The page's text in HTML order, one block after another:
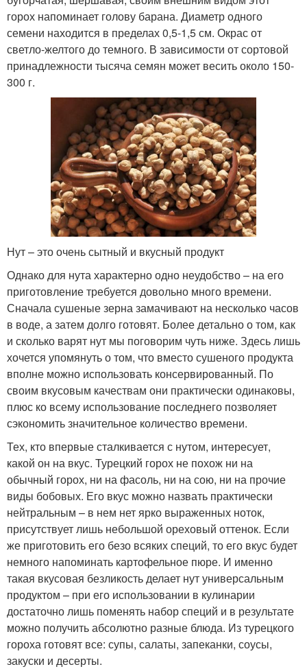
горох напоминает голову барана. Диаметр одного
семени находится в пределах 0,5-1,5 см. Окрас от
светло-желтого до темного. В зависимости от сортовой
принадлежности тысяча семян может весить около 150-
300 г.
Нут – это очень сытный и вкусный продукт
Однако для нута характерно одно неудобство – на его
приготовление требуется довольно много времени.
Сначала сушеные зерна замачивают на несколько часов
в воде, а затем долго готовят. Более детально о том, как
и сколько варят нут мы поговорим чуть ниже. Здесь лишь
хочется упомянуть о том, что вместо сушеного продукта
вполне можно использовать консервированный. По
своим вкусовым качествам они практически одинаковы,
плюс ко всему использование последнего позволяет
сэкономить значительное количество времени.
Тех, кто впервые сталкивается с нутом, интересует,
какой он на вкус. Турецкий горох не похож ни на
обычный горох, ни на фасоль, ни на сою, ни на прочие
виды бобовых. Его вкус можно назвать практически
нейтральным – в нем нет ярко выраженных ноток,
присутствует лишь небольшой ореховый оттенок. Если
же приготовить его безо всяких специй, то его вкус будет
немного напоминать картофельное пюре. И именно
такая вкусовая безликость делает нут универсальным
продуктом – при его использовании в кулинарии
достаточно лишь поменять набор специй и в результате
можно получить абсолютно разные блюда. Из турецкого
гороха готовят все: супы, салаты, запеканки, соусы,
закуски и десерты.